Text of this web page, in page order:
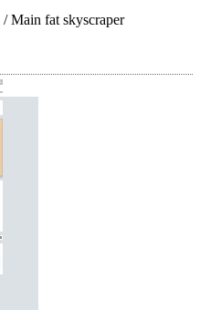
/ Main fat skyscraper